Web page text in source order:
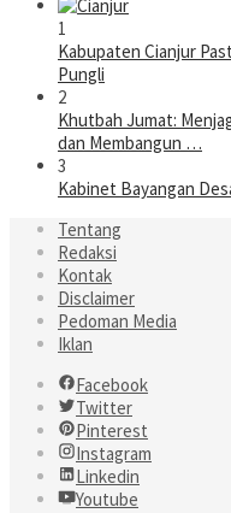
1
Kabupaten Cianjur
Pungli
2
Khutbah Jumat:
dan Membangun …
3
Kabinet Bayangan
Tentang
Redaksi
Kontak
Disclaimer
Pedoman Media
Iklan
Facebook
Twitter
Pinterest
Instagram
Linkedin
Youtube